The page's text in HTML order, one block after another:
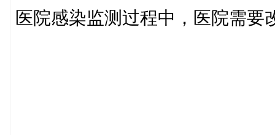
医院感染监测过程中，医院需要